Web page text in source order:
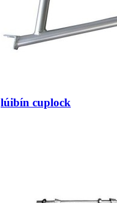
lúibín cuplock